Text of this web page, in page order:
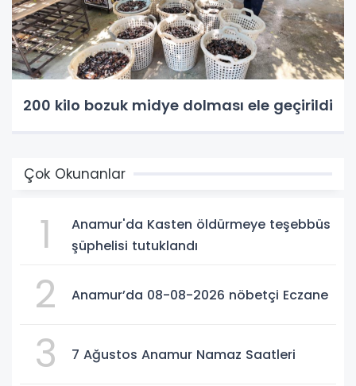
200 kilo bozuk midye dolması ele geçirildi
Çok Okunanlar
1
Anamur'da Kasten öldürmeye teşebbüs
şüphelisi tutuklandı
2 Anamur’da 08-08-2026 nöbetçi Eczane
3 7 Ağustos Anamur Namaz Saatleri